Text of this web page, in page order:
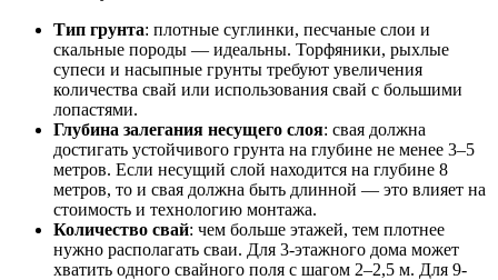
Тип грунта: плотные суглинки, песчаные слои и
скальные породы — идеальны. Торфяники, рыхлые
супеси и насыпные грунты требуют увеличения
количества свай или использования свай с большими
лопастями.
Глубина залегания несущего слоя: свая должна
достигать устойчивого грунта на глубине не менее 3–5
метров. Если несущий слой находится на глубине 8
метров, то и свая должна быть длинной — это влияет на
стоимость и технологию монтажа.
Количество свай: чем больше этажей, тем плотнее
нужно располагать сваи. Для 3-этажного дома может
хватить одного свайного поля с шагом 2–2,5 м. Для 9-